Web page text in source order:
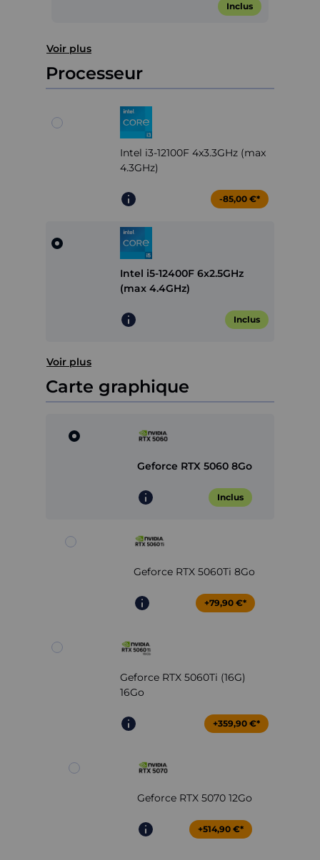
Inclus
1
of
1
Voir plus
Processeur
Intel i3-12100F 4x3.3GHz (max
4.3GHz)
-85,00 €*
Intel i5-12400F 6x2.5GHz
(max 4.4GHz)
Inclus
Voir plus
Carte graphique
Geforce RTX 5060 8Go
Inclus
Geforce RTX 5060Ti 8Go
+79,90 €*
Geforce RTX 5060Ti (16G)
16Go
+359,90 €*
Geforce RTX 5070 12Go
+514,90 €*